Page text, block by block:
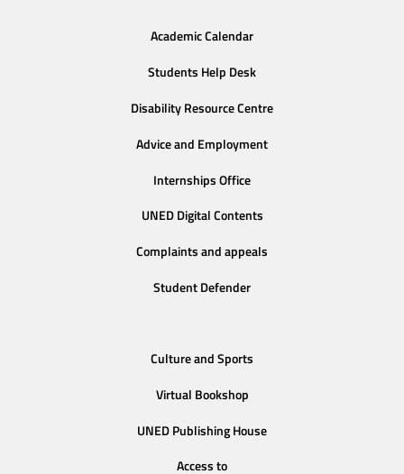
Academic Calendar
Students Help Desk
Disability Resource Centre
Advice and Employment
Internships Office
UNED Digital Contents
Complaints and appeals
Student Defender
Culture and Sports
Virtual Bookshop
UNED Publishing House
Access to